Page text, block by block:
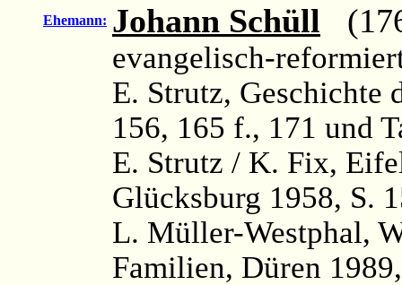
Ehemann: Johann Schüll
evangelisch-
E. Strutz, Geschichte
156, 165 f., 171 und
E. Strutz / K. Fix,
Glücksburg 1958, S.
L. Müller-Westphal,
Familien, Düren